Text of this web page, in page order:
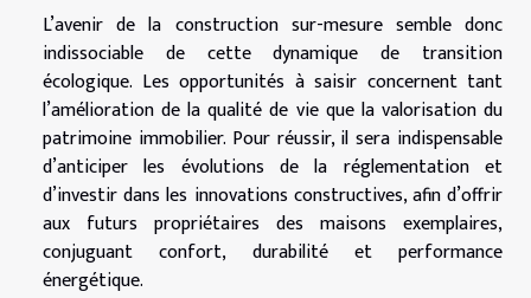
L’avenir de la construction sur-mesure semble donc
indissociable de cette dynamique de transition
écologique. Les opportunités à saisir concernent tant
l’amélioration de la qualité de vie que la valorisation du
patrimoine immobilier. Pour réussir, il sera indispensable
d’anticiper les évolutions de la réglementation et
d’investir dans les innovations constructives, afin d’offrir
aux futurs propriétaires des maisons exemplaires,
conjuguant confort, durabilité et performance
énergétique.